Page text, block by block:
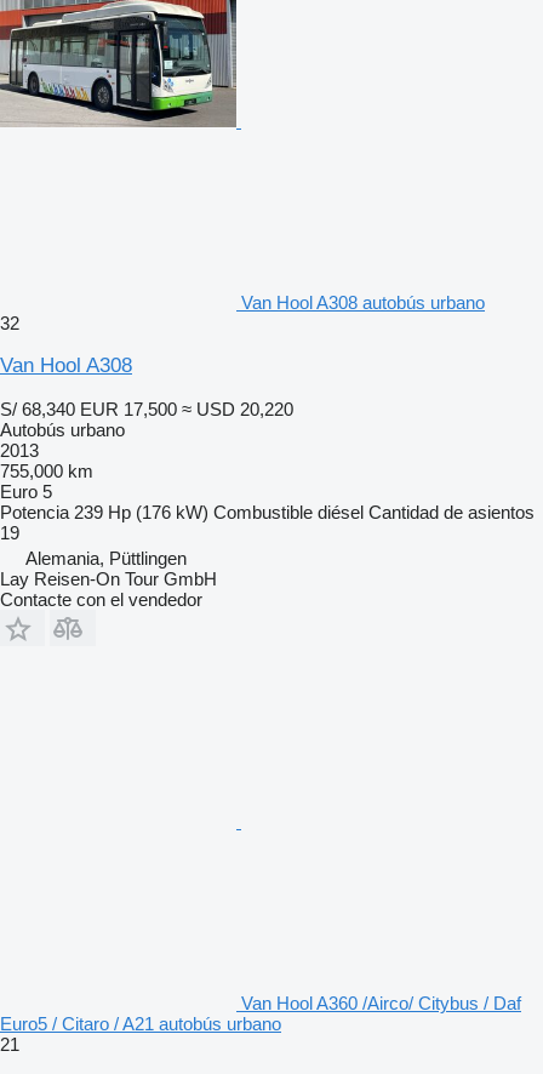
Van Hool A308 autobús urbano
32
Van Hool A308
S/ 68,340 EUR 17,500 ≈ USD 20,220
Autobús urbano
2013
755,000 km
Euro 5
Potencia 239 Hp (176 kW) Combustible diésel Cantidad de asientos
19
Alemania, Püttlingen
Lay Reisen-On Tour GmbH
Contacte con el vendedor
Van Hool A360 /Airco/ Citybus / Daf
Euro5 / Citaro / A21 autobús urbano
21